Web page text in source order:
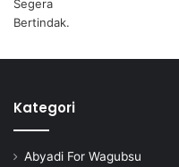
Kategori
Abyadi For Wagubsu